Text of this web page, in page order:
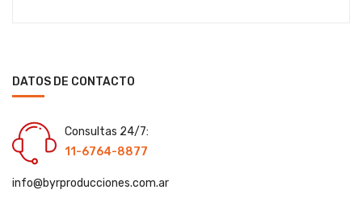
DATOS DE CONTACTO
Consultas 24/7:
11-6764-8877
info@byrproducciones.com.ar